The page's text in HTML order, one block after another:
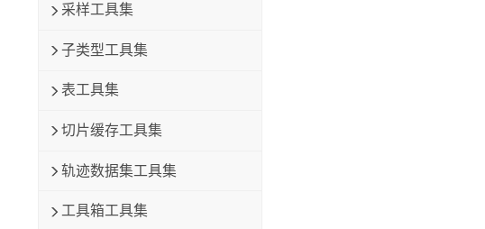
采样工具集
子类型工具集
表工具集
切片缓存工具集
轨迹数据集工具集
工具箱工具集